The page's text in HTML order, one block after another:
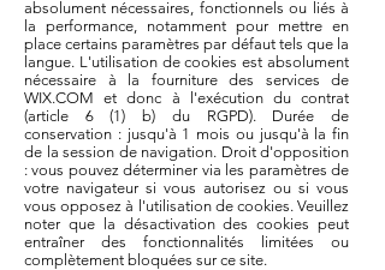
absolument nécessaires, fonctionnels ou liés à
la performance, notamment pour mettre en
place certains paramètres par défaut tels que la
langue. L'utilisation de cookies est absolument
nécessaire à la fourniture des services de
WIX.COM et donc à l'exécution du contrat
(article 6 (1) b) du RGPD). Durée de
conservation : jusqu'à 1 mois ou jusqu'à la fin
de la session de navigation. Droit d'opposition
: vous pouvez déterminer via les paramètres de
votre navigateur si vous autorisez ou si vous
vous opposez à l'utilisation de cookies. Veuillez
noter que la désactivation des cookies peut
entraîner des fonctionnalités limitées ou
complètement bloquées sur ce site.